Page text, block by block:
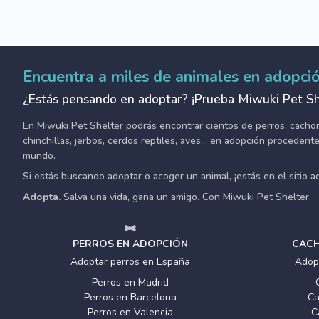
Encuentra a miles de animales en
¿Estás pensando en adoptar? ¡Prueba Miwuki Pet
En Miwuki Pet Shelter podrás encontrar cientos de perros,
chinchillas, jerbos, cerdos reptiles, aves... en adopción
mundo.
Si estás buscando adoptar o acoger un animal, ¡estás en el sitio
Adopta. Salva una vida, gana un amigo. Con Miwuki Pet Shelter.
PERROS EN ADOPCIÓN
Adoptar perros en España
Perros en Madrid
Perros en Barcelona
Perros en Valencia